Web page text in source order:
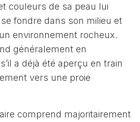
couleurs de sa peau lui
fondre dans son milieu et
environnement rocheux.
généralement en
a déjà été aperçu en train
vers une proie
comprend majoritairement